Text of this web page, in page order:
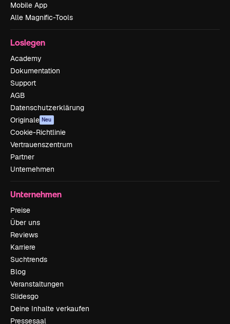
Mobile App
Alle Magnific-Tools
Loslegen
Academy
Dokumentation
Support
AGB
Datenschutzerklärung
Originale Neu
Cookie-Richtlinie
Vertrauenszentrum
Partner
Unternehmen
Unternehmen
Preise
Über uns
Reviews
Karriere
Suchtrends
Blog
Veranstaltungen
Slidesgo
Deine Inhalte verkaufen
Pressesaal